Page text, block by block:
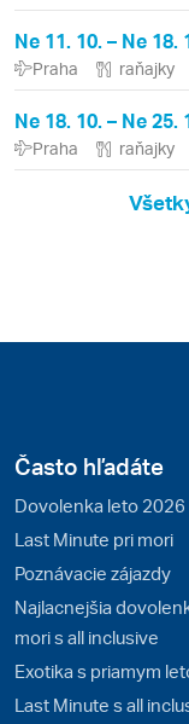
Ne 11. 10. – Ne 18.
Praha raňajky
Ne 18. 10. – Ne 25.
Praha raňajky
Často hľadáte
Dovolenka leto 2026
Last Minute pri mori
Poznávacie zájazdy
Najlacnejšia
mori s all inclusive
Exotika s priamym
Last Minute s all